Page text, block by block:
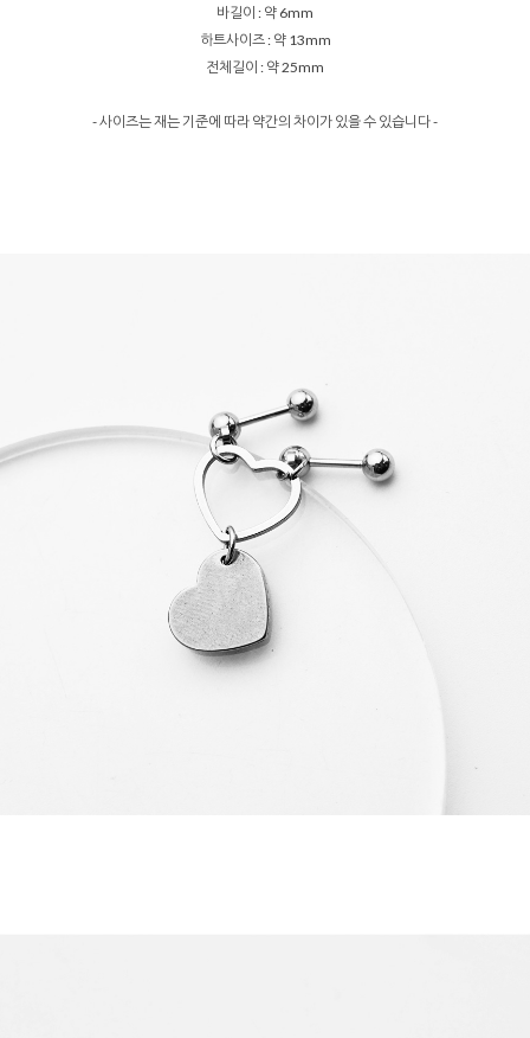
바길이 : 약 6mm
하트사이즈 : 약 13mm
전체길이 : 약 25mm
- 사이즈는 재는 기준에 따라 약간의 차이가 있을 수 있습니다 -